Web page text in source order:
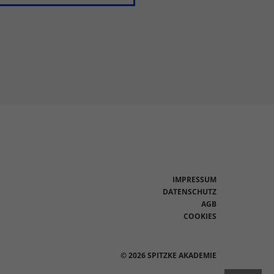
IMPRESSUM
DATENSCHUTZ
AGB
COOKIES
© 2026 SPITZKE AKADEMIE